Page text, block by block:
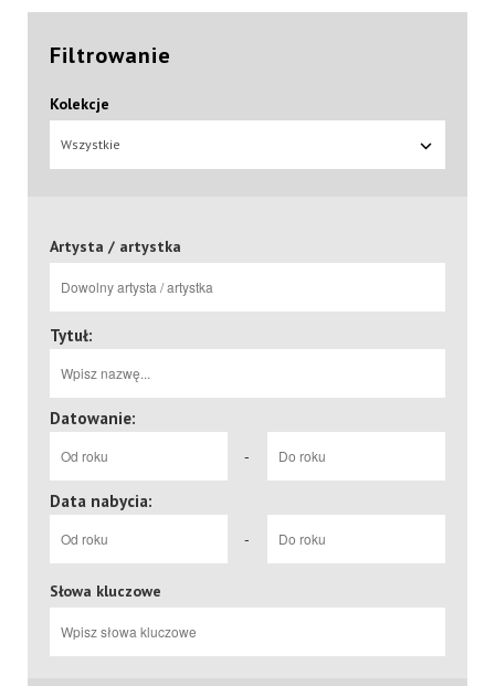
Filtrowanie
Kolekcje
Wszystkie
Artysta / artystka
Tytuł:
Datowanie:
-
Data nabycia:
-
Słowa kluczowe